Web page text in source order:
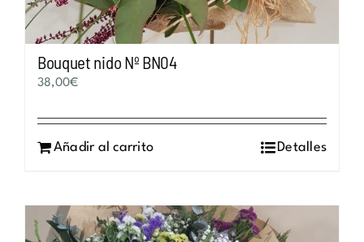
Bouquet nido Nº BN04
38,00€
Añadir al carrito Detalles